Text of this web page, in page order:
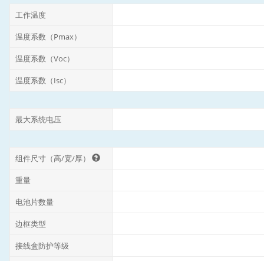
工作温度
温度系数（Pmax）
温度系数（Voc）
温度系数（Isc）
最大系统电压
组件尺寸（高/宽/厚）
重量
电池片数量
边框类型
接线盒防护等级